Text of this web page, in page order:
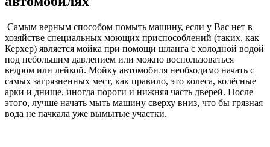
Самым верным способом помыть машину, если у Вас нет в
хозяйстве специальных моющих приспособлений (таких, как
Керхер) является мойка при помощи шланга с холодной водой
под небольшим давлением или можно воспользоваться
ведром или лейкой. Мойку автомобиля необходимо начать с
самых загрязненных мест, как правило, это колеса, колёсные
арки и днище, иногда пороги и нижняя часть дверей. После
этого, лучше начать мыть машину сверху вниз, что бы грязная
вода не пачкала уже вымытые участки.